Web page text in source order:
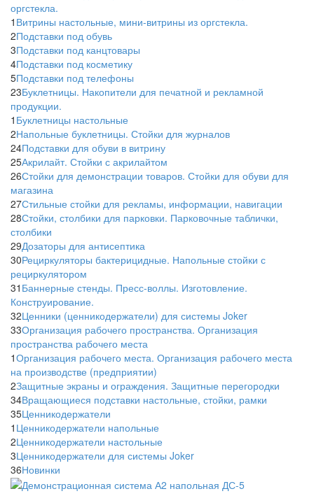
оргстекла.
1 Витрины настольные, мини-витрины из оргстекла.
2Подставки под обувь
3Подставки под канцтовары
4Подставки под косметику
5Подставки под телефоны
23Буклетницы. Накопители для печатной и рекламной
продукции.
1 Буклетницы настольные
2Напольные буклетницы. Стойки для журналов
24Подставки для обуви в витрину
25Акрилайт. Стойки с акрилайтом
26Стойки для демонстрации товаров. Стойки для обуви для
магазина
27Стильные стойки для рекламы, информации, навигации
28Стойки, столбики для парковки. Парковочные таблички,
столбики
29Дозаторы для антисептика
30Рециркуляторы бактерицидные. Напольные стойки с
рециркулятором
31 Баннерные стенды. Пресс-воллы. Изготовление.
Конструирование.
32Ценники (ценникодержатели) для системы Joker
33Организация рабочего пространства. Организация
пространства рабочего места
1Организация рабочего места. Организация рабочего места
на производстве (предприятии)
2Защитные экраны и ограждения. Защитные перегородки
34Вращающиеся подставки настольные, стойки, рамки
35Ценникодержатели
1 Ценникодержатели напольные
2Ценникодержатели настольные
3Ценникодержатели для системы Joker
36Новинки